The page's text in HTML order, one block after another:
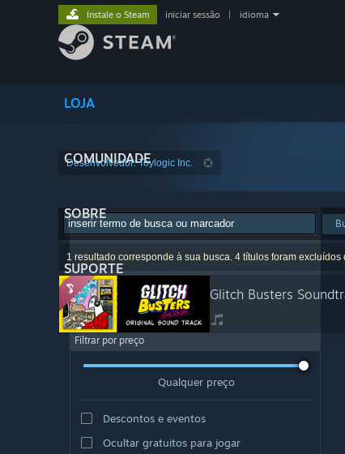
LOJA
COMUNIDADE
SOBRE
SUPORTE
Instale o Steam iniciar sessão idioma
Desenvolvedor: Toylogic Inc.
1 resultado corresponde à sua busca. 4 títulos foram
Glitch Busters
Filtrar por preço
Qualquer preço
Descontos e eventos
Ocultar gratuitos para jogar